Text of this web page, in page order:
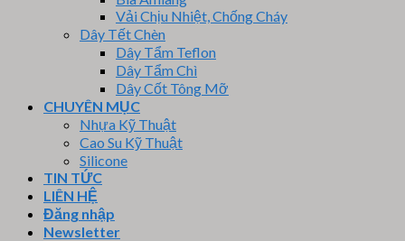
Vải Chịu Nhiệt, Chống Cháy
Dây Tết Chèn
Dây Tẩm Teflon
Dây Tẩm Chì
Dây Cốt Tông Mỡ
CHUYÊN MỤC
Nhựa Kỹ Thuật
Cao Su Kỹ Thuật
Silicone
TIN TỨC
LIÊN HỆ
Đăng nhập
Newsletter